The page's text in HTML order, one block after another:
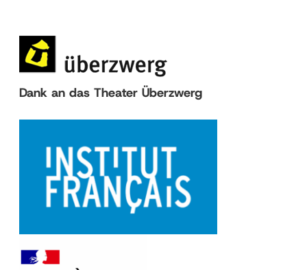
Dank an das Theater Überzwerg